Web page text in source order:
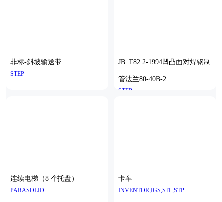
非标-斜坡输送带
STEP
JB_T82.2-1994凹凸面对焊钢制
管法兰80-40B-2
STEP
连续电梯（8 个托盘）
PARASOLID
卡车
INVENTOR,IGS,STL,STP